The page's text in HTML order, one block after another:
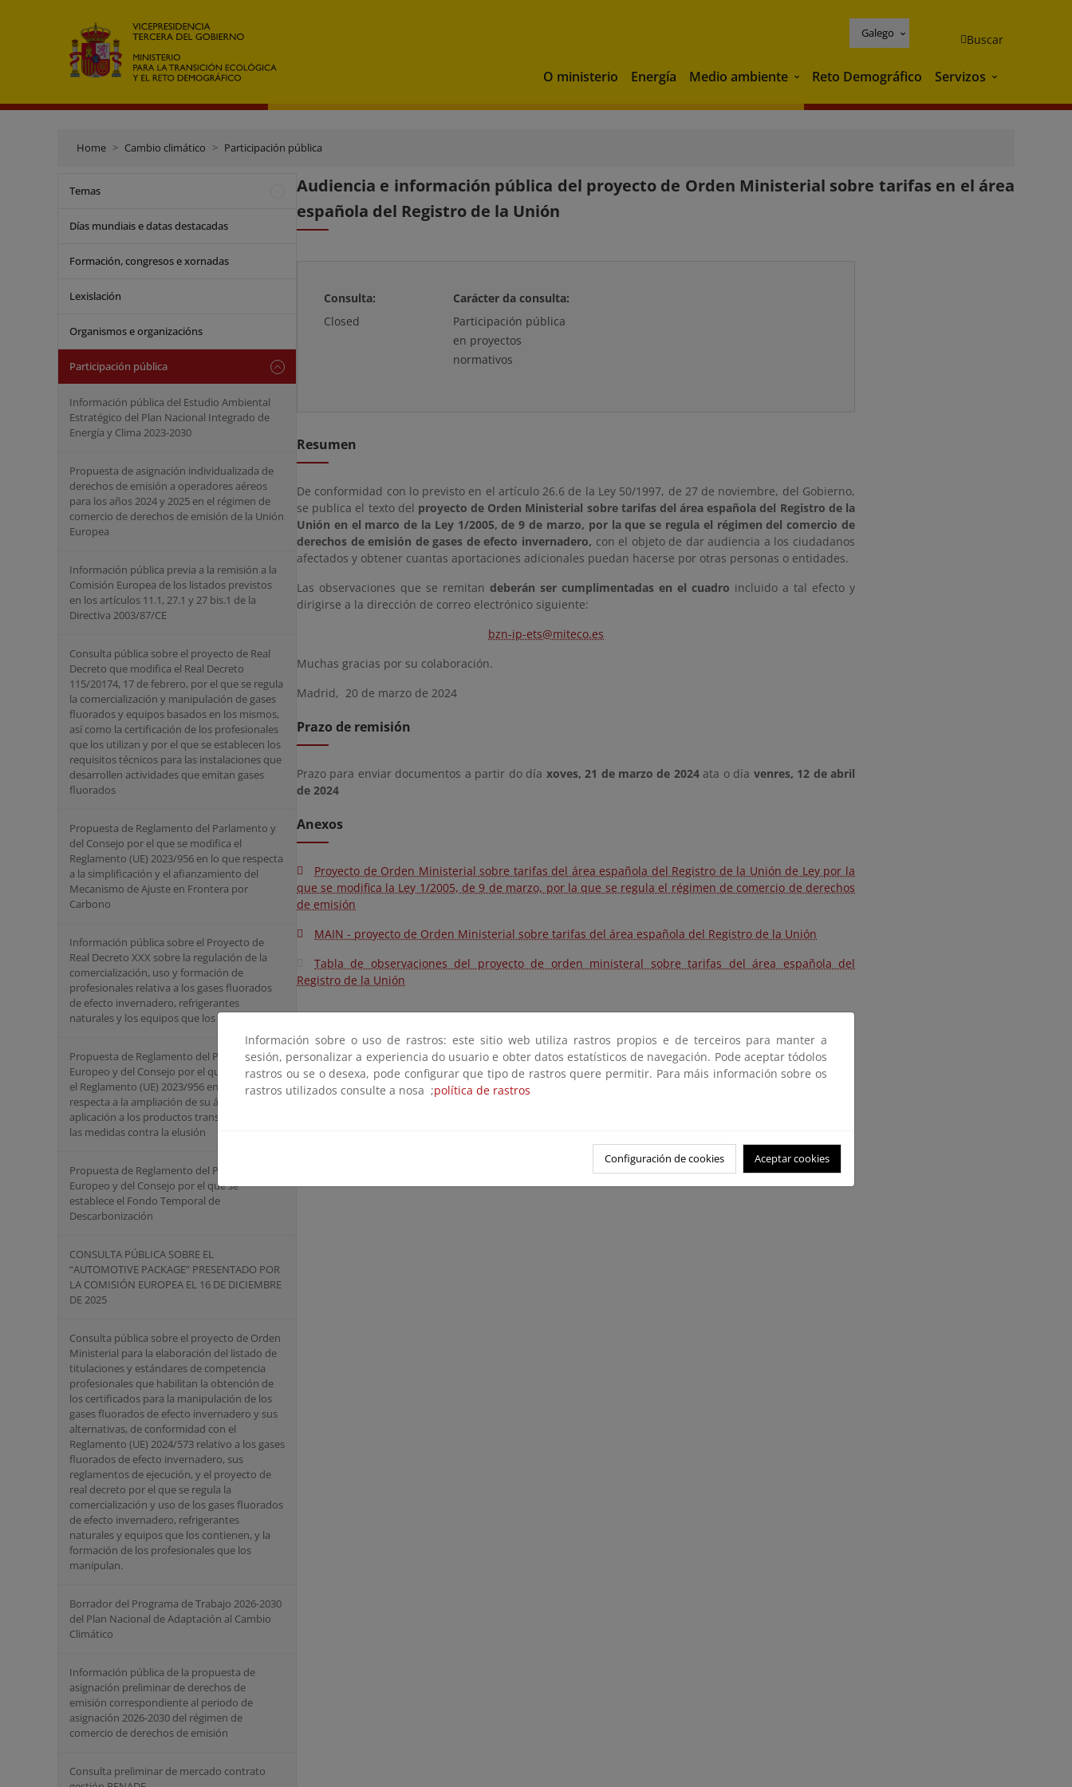
Galego Buscar
O ministerio Energía Medio ambiente Medio ambiente
Reto Demográfico Servizos Servizos
Home Cambio climático Participación pública
Temas
Días mundiais e datas destacadas
Formación, congresos e xornadas
Lexislación
Organismos e organizacións
Participación pública
Información pública del Estudio Ambiental
Estratégico del Plan Nacional Integrado de
Energía y Clima 2023-2030
Propuesta de asignación individualizada de
derechos de emisión a operadores aéreos
para los años 2024 y 2025 en el régimen de
comercio de derechos de emisión de la Unión
Europea
Información pública previa a la remisión a la
Comisión Europea de los listados previstos
en los artículos 11.1, 27.1 y 27 bis.1 de la
Directiva 2003/87/CE
Consulta pública sobre el proyecto de Real
Decreto que modifica el Real Decreto
115/20174, 17 de febrero, por el que se regula
la comercialización y manipulación de gases
fluorados y equipos basados en los mismos,
así como la certificación de los profesionales
que los utilizan y por el que se establecen los
requisitos técnicos para las instalaciones que
desarrollen actividades que emitan gases
fluorados
Propuesta de Reglamento del Parlamento y
del Consejo por el que se modifica el
Reglamento (UE) 2023/956 en lo que respecta
a la simplificación y el afianzamiento del
Mecanismo de Ajuste en Frontera por
Carbono
Información pública sobre el Proyecto de
Real Decreto XXX sobre la regulación de la
comercialización, uso y formación de
profesionales relativa a los gases fluorados
de efecto invernadero, refrigerantes
naturales y los equipos que los contienen.
Propuesta de Reglamento del Parlamento
Europeo y del Consejo por el que se modifica
el Reglamento (UE) 2023/956 en lo que
respecta a la ampliación de su ámbito de
aplicación a los productos transformados y a
las medidas contra la elusión
Propuesta de Reglamento del Parlamento
Europeo y del Consejo por el que se
establece el Fondo Temporal de
Descarbonización
CONSULTA PÚBLICA SOBRE EL
“AUTOMOTIVE PACKAGE” PRESENTADO POR
LA COMISIÓN EUROPEA EL 16 DE DICIEMBRE
DE 2025
Consulta pública sobre el proyecto de Orden
Ministerial para la elaboración del listado de
titulaciones y estándares de competencia
profesionales que habilitan la obtención de
los certificados para la manipulación de los
gases fluorados de efecto invernadero y sus
alternativas, de conformidad con el
Reglamento (UE) 2024/573 relativo a los gases
fluorados de efecto invernadero, sus
reglamentos de ejecución, y el proyecto de
real decreto por el que se regula la
comercialización y uso de los gases fluorados
de efecto invernadero, refrigerantes
naturales y equipos que los contienen, y la
formación de los profesionales que los
manipulan.
Borrador del Programa de Trabajo 2026-2030
del Plan Nacional de Adaptación al Cambio
Climático
Información pública de la propuesta de
asignación preliminar de derechos de
emisión correspondiente al periodo de
asignación 2026-2030 del régimen de
comercio de derechos de emisión
Consulta preliminar de mercado contrato
Audiencia e información pública del proyecto de Orden Ministerial sobre tarifas en el área
española del Registro de la Unión
Consulta:
Closed
Carácter da consulta:
Participación pública
en proyectos
normativos
Resumen
De conformidad con lo previsto en el artículo 26.6 de la Ley 50/1997, de 27 de noviembre, del Gobierno,
se publica el texto del proyecto de Orden Ministerial sobre tarifas del área española del Registro de la
Unión en el marco de la Ley 1/2005, de 9 de marzo, por la que se regula el régimen del comercio de
derechos de emisión de gases de efecto invernadero, con el objeto de dar audiencia a los ciudadanos
afectados y obtener cuantas aportaciones adicionales puedan hacerse por otras personas o entidades.
Las observaciones que se remitan deberán ser cumplimentadas en el cuadro incluido a tal efecto y
dirigirse a la dirección de correo electrónico siguiente:
bzn-ip-ets@miteco.es
Muchas gracias por su colaboración.
Madrid, 20 de marzo de 2024
Prazo de remisión
Prazo para enviar documentos a partir do día xoves, 21 de marzo de 2024ata o día venres, 12 de abril
de 2024
Anexos
Proyecto de Orden Ministerial sobre tarifas del área española del Registro de la Unión de Ley por la
que se modifica la Ley 1/2005, de 9 de marzo, por la que se regula el régimen de comercio de derechos
de emisión
MAIN - proyecto de Orden Ministerial sobre tarifas del área española del Registro de la Unión
Tabla de observaciones del proyecto de orden ministeral sobre tarifas del área española del
Registro de la Unión
Información sobre o uso de rastros: este sitio web utiliza rastros propios e de terceiros para manter a
sesión, personalizar a experiencia do usuario e obter datos estatísticos de navegación. Pode aceptar tódolos
rastros ou se o desexa, pode configurar que tipo de rastros quere permitir. Para máis información sobre os
rastros utilizados consulte a nosa ;política de rastros
Configuración de cookies Aceptar cookies